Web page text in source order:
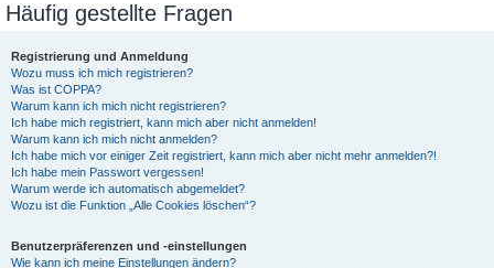
Häufig gestellte Fragen
Registrierung und Anmeldung
Wozu muss ich mich registrieren?
Was ist COPPA?
Warum kann ich mich nicht registrieren?
Ich habe mich registriert, kann mich aber nicht anmelden!
Warum kann ich mich nicht anmelden?
Ich habe mich vor einiger Zeit registriert, kann mich aber nicht mehr anmelden?!
Ich habe mein Passwort vergessen!
Warum werde ich automatisch abgemeldet?
Wozu ist die Funktion „Alle Cookies löschen“?
Benutzerpräferenzen und -einstellungen
Wie kann ich meine Einstellungen ändern?